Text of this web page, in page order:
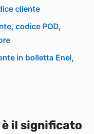
cliente
codice POD,
in bolletta Enel,
il significato